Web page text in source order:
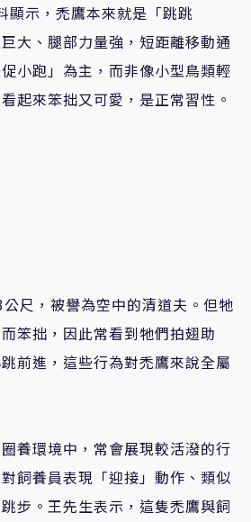
顯示，禿鷹本來就是「跳跳
大、腿部力量強，短距離移動通
小跑」為主，而非像小型鳥類輕
起來笨拙又可愛，是正常習性。
尺，被譽為空中的清道夫。但牠
笨拙，因此常看到牠們拍翅助
前進，這些行為對禿鷹來說全屬
養環境中，常會展現較活潑的行
飼養員表現「迎接」動作、類似
步。王先生表示，這隻禿鷹與飼